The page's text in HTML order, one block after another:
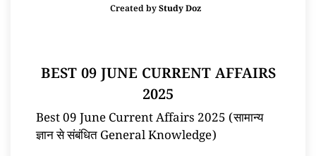
Created byStudy Doz
BEST 09 JUNE CURRENT AFFAIRS
2025
Best 09 June Current Affairs 2025 (सामान्य
ज्ञान से संबंधित General Knowledge)